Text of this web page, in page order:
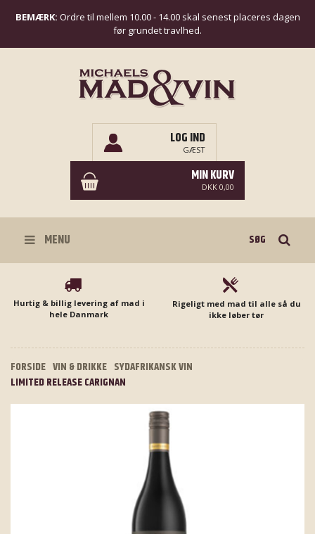
BEMÆRK: Ordre til mellem 10.00 - 14.00 skal senest placeres dagen
før grundet travlhed.
LOG IND
GÆST
MIN KURV
DKK 0,00
MENU
Hurtig & billig levering af mad i
hele Danmark
Rigeligt med mad til alle så du
ikke løber tør
FORSIDE VIN & DRIKKE SYDAFRIKANSK VIN
LIMITED RELEASE CARIGNAN